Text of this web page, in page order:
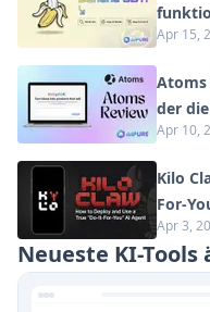
Apr 15,
Atoms
der
neu
Apr 10,
Kilo
For-
Apr 3,
Neueste KI-